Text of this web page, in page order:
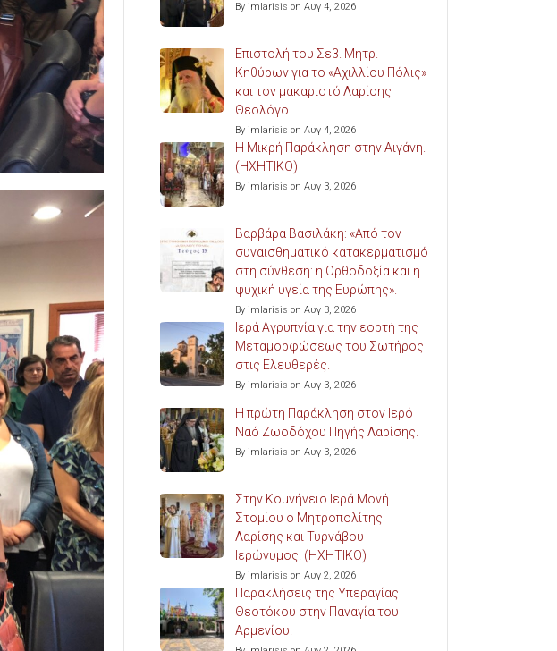
By imlarisis on Αυγ 4, 2026
Επιστολή του Σεβ. Μητρ.
Κηθύρων για το «Αχιλλίου Πόλις»
και τον μακαριστό Λαρίσης
Θεολόγο.
By imlarisis on Αυγ 4, 2026
Η Μικρή Παράκληση στην Αιγάνη.
(ΗΧΗΤΙΚΟ)
By imlarisis on Αυγ 3, 2026
Βαρβάρα Βασιλάκη: «Από τον
συναισθηματικό κατακερματισμό
στη σύνθεση: η Ορθοδοξία και η
ψυχική υγεία της Ευρώπης».
By imlarisis on Αυγ 3, 2026
Ιερά Αγρυπνία για την εορτή της
Μεταμορφώσεως του Σωτήρος
στις Ελευθερές.
By imlarisis on Αυγ 3, 2026
Η πρώτη Παράκληση στον Ιερό
Ναό Ζωοδόχου Πηγής Λαρίσης.
By imlarisis on Αυγ 3, 2026
Στην Κομνήνειο Ιερά Μονή
Στομίου ο Μητροπολίτης
Λαρίσης και Τυρνάβου
Ιερώνυμος. (ΗΧΗΤΙΚΟ)
By imlarisis on Αυγ 2, 2026
Παρακλήσεις της Υπεραγίας
Θεοτόκου στην Παναγία του
Αρμενίου.